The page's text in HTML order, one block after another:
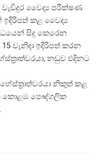
වැඩිදුර වෛද් ය පරීක්ෂණ
ඉදිරිපත් කළ වෛද්
සිදු කෙරෙන
15 වැනිදා ඉදිරිපත් කරන
රාත්වරයා, නඩුව එදිනට
රාත්වරයා නිකුත් කළ
කොළඹ පෞද්ගලික